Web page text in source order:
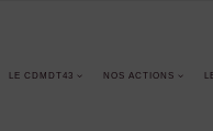
LE CDMDT43 NOS ACTIONS